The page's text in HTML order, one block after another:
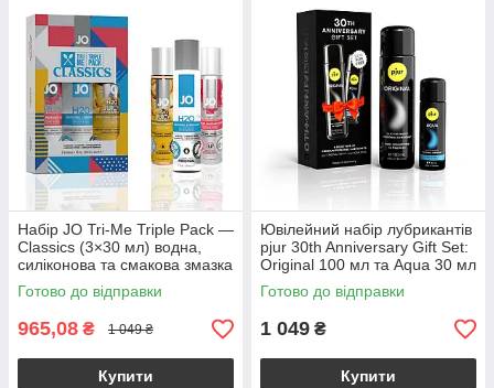
Набір JO Tri-Me Triple Pack —
Classics (3×30 мл) водна,
силіконова та смакова змазка
Готово до відправки
965,08 ₴ 1 049 ₴
Купити
Ювілейний набір лубрикантів
pjur 30th Anniversary Gift Set:
Original 100 мл та Aqua 30 мл
Готово до відправки
1 049 ₴
Купити